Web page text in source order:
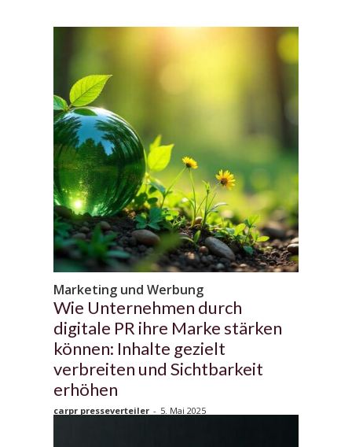
Marketing und Werbung
Wie Unternehmen durch
digitale PR ihre Marke stärken
können: Inhalte gezielt
verbreiten und Sichtbarkeit
erhöhen
carpr presseverteiler - 5. Mai 2025